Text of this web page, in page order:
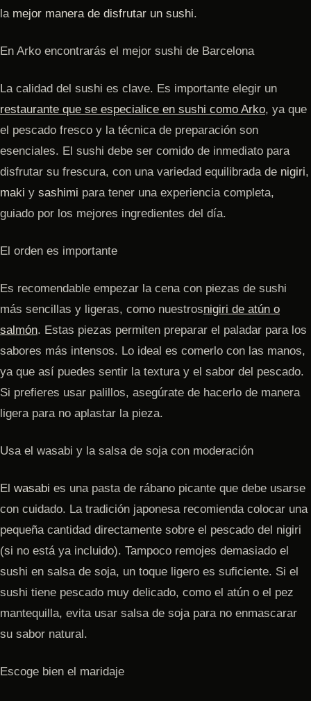
la mejor manera de disfrutar un sushi.
En Arko encontrarás el mejor sushi de Barcelona
La calidad del sushi es clave. Es importante elegir un
restaurante que se especialice en sushi como Arko, ya que
el pescado fresco y la técnica de preparación son
esenciales. El sushi debe ser comido de inmediato para
disfrutar su frescura, con una variedad equilibrada de nigiri,
maki y sashimi para tener una experiencia completa,
guiado por los mejores ingredientes del día.
El orden es importante
Es recomendable empezar la cena con piezas de sushi
más sencillas y ligeras, como nuestrosnigiri de atún o
salmón. Estas piezas permiten preparar el paladar para los
sabores más intensos. Lo ideal es comerlo con las manos,
ya que así puedes sentir la textura y el sabor del pescado.
Si prefieres usar palillos, asegúrate de hacerlo de manera
ligera para no aplastar la pieza.
Usa el wasabi y la salsa de soja con moderación
El wasabi es una pasta de rábano picante que debe usarse
con cuidado. La tradición japonesa recomienda colocar una
pequeña cantidad directamente sobre el pescado del nigiri
(si no está ya incluido). Tampoco remojes demasiado el
sushi en salsa de soja, un toque ligero es suficiente. Si el
sushi tiene pescado muy delicado, como el atún o el pez
mantequilla, evita usar salsa de soja para no enmascarar
su sabor natural.
Escoge bien el maridaje